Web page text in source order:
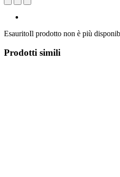
EsauritoIl prodotto non è più
Prodotti simili